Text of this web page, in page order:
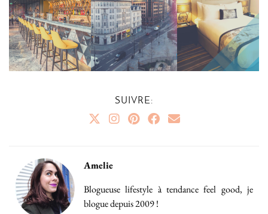
SUIVRE:
Amelie
Blogueuse lifestyle à tendance feel good, je
blogue depuis 2009 !